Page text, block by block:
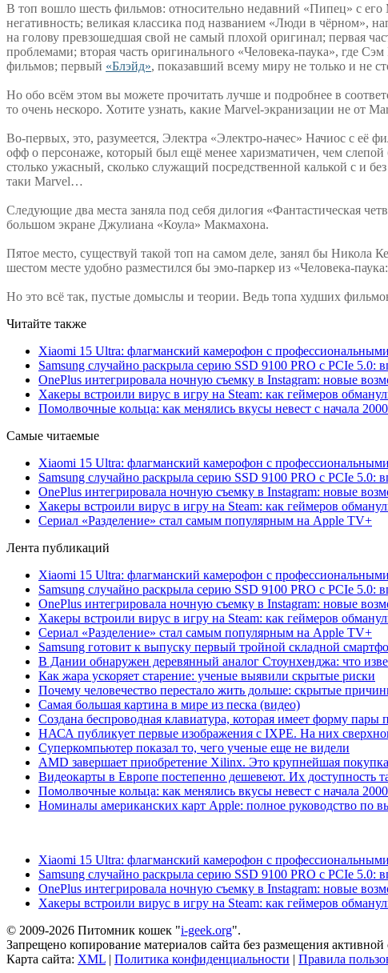
В топ вошло шесть фильмов: относительно недавний «Пипец» с
негативность; великая классика под названием «Люди в чёрном»,
на голову превзошедшая свой не самый плохой оригинал; первая
проблемами; вторая часть оригинального «Человека-паука», где
фильмов; первый «Блэйд», показавший всему миру не только и не
Но обо всём этом вы можете прочитать лучше и подробнее в
то очень нескоро. Хотите узнать, какие Marvel-экранизации не от
Во-первых, это, разумеется, Электра «Электро-начес» Начиос с
офф о персонаже, который был ещё менее харизматичен, чем
столько ужасный, сколько служащий посредственной калькой с и
таки Marvel…
Следующие два места заняла под себя дилогия «Фантастическая
большом экране Джулиана «Коула» Макмахона.
Пятое место, существуй такой топ на самом деле, занял бы
шестом месте удобно разместился бы эмо-паркер из «Человека-
Но это всё так, пустые домыслы и теории. Ведь топа худших
Читайте также
Xiaomi 15 Ultra: флагманский камерофон с
Samsung случайно раскрыла серию SSD 9100 PRO с PCIe 5.0:
OnePlus интегрировала ночную съемку в Instagram: новые
Хакеры встроили вирус в игру на Steam: как геймеров
Помолвочные кольца: как менялись вкусы невест с начала
Самые читаемые
Xiaomi 15 Ultra: флагманский камерофон с
Samsung случайно раскрыла серию SSD 9100 PRO с PCIe 5.0:
OnePlus интегрировала ночную съемку в Instagram: новые
Хакеры встроили вирус в игру на Steam: как геймеров
Сериал «Разделение» стал самым популярным на Apple TV+
Лента публикаций
Xiaomi 15 Ultra: флагманский камерофон с
Samsung случайно раскрыла серию SSD 9100 PRO с PCIe 5.0:
OnePlus интегрировала ночную съемку в Instagram: новые
Хакеры встроили вирус в игру на Steam: как геймеров
Сериал «Разделение» стал самым популярным на Apple TV+
Samsung готовит к выпуску первый тройной складной
В Дании обнаружен деревянный аналог Стоунхенджа: что
Как жара ускоряет старение: ученые выявили скрытые риски
Почему человечество перестало жить дольше: скрытые
Самая большая картина в мире из песка (видео)
Создана беспроводная клавиатура, которая имеет форму пары
НАСА публикует первые изображения с IXPE. На них
Суперкомпьютер показал то, чего ученые еще не видели
AMD завершает приобретение Xilinx. Это крупнейшая
Видеокарты в Европе постепенно дешевеют. Их доступность
Помолвочные кольца: как менялись вкусы невест с начала
Номиналы американских карт Apple: полное руководство по
Xiaomi 15 Ultra: флагманский камерофон с
Samsung случайно раскрыла серию SSD 9100 PRO с PCIe 5.0:
OnePlus интегрировала ночную съемку в Instagram: новые
Хакеры встроили вирус в игру на Steam: как геймеров
© 2009-2026 Питомник кошек "i-geek.org".
Запрещено копирование материалов сайта без размещения
Карта сайта: XML | Политика конфиденциальности | Правила